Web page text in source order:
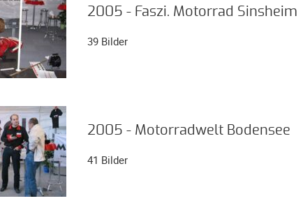
2005 - Faszi. Motorrad Sinsheim
39 Bilder
2005 - Motorradwelt Bodensee
41 Bilder